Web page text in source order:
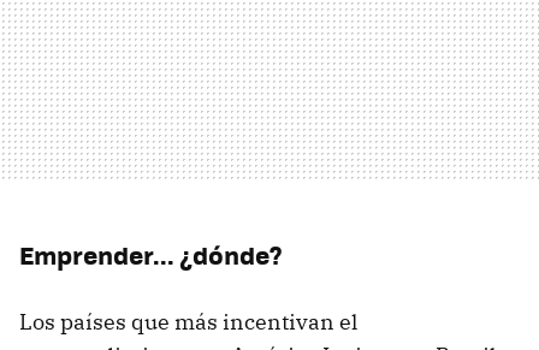
Emprender... ¿dónde?
Los países que más incentivan el